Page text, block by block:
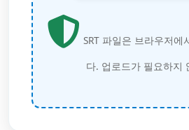
SRT 파일은 브라우저에
다. 업로드가 필요하지